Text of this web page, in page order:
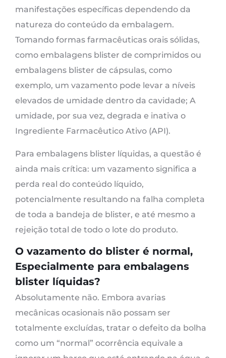
manifestações específicas dependendo da
natureza do conteúdo da embalagem.
Tomando formas farmacêuticas orais sólidas,
como embalagens blister de comprimidos ou
embalagens blister de cápsulas, como
exemplo, um vazamento pode levar a níveis
elevados de umidade dentro da cavidade; A
umidade, por sua vez, degrada e inativa o
Ingrediente Farmacêutico Ativo (API).
Para embalagens blister líquidas, a questão é
ainda mais crítica: um vazamento significa a
perda real do conteúdo líquido,
potencialmente resultando na falha completa
de toda a bandeja de blister, e até mesmo a
rejeição total de todo o lote do produto.
O vazamento do blister é normal,
Especialmente para embalagens
blister líquidas?
Absolutamente não. Embora avarias
mecânicas ocasionais não possam ser
totalmente excluídas, tratar o defeito da bolha
como um “normal” ocorrência equivale a